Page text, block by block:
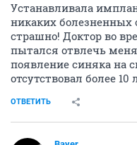
Устанавливала
никаких
страшно! Доктор во
пытался отвлечь
появление синяка на
отсутствовал более 10
ОТВЕТИТЬ